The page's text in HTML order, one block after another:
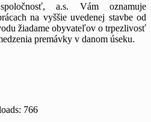
spoločnosť, a.s. Vám oznamuje
na vyššie uvedenej stavbe od
žiadame obyvateľov o trpezlivosť
premávky v danom úseku.
766